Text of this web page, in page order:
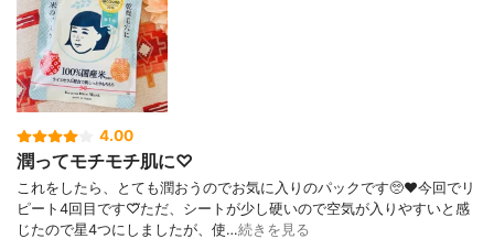
4.00
潤ってモチモチ肌に♡
これをしたら、とても潤おうのでお気に入りのパックです🥺❤今回でリ
ピート4回目です♡⃛ただ、シートが少し硬いので空気が入りやすいと感
じたので星4つにしましたが、使…続きを見る